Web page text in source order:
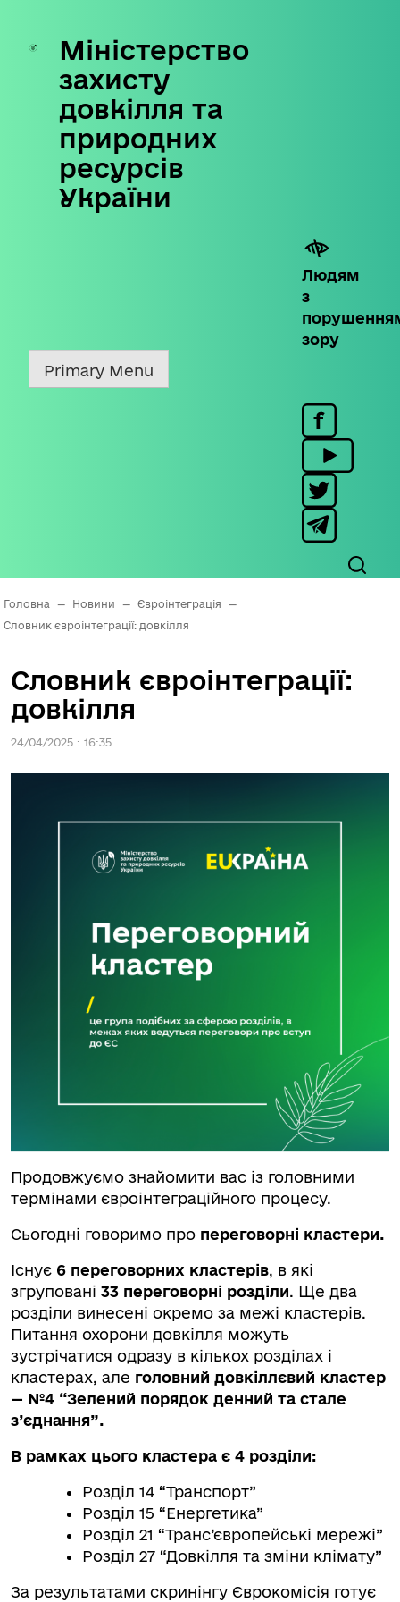
Skip
content
Міністерство
захисту
довкілля та
природних
ресурсів
України
Людям
з
зору
Primary Menu
Головна — Новини — Євроінтеграція
—
Словник євроінтеграції: довкілля
Словник євроінтеграції:
довкілля
24/04/2025 : 16:35
Продовжуємо знайомити вас із головними
термінами євроінтеграційного процесу.
Сьогодні говоримо про переговорні кластери.
Існує 6 переговорних кластерів, в які
згруповані 33 переговорні розділи. Ще два
розділи винесені окремо за межі кластерів.
Питання охорони довкілля можуть
зустрічатися одразу в кількох розділах і
кластерах, але головний довкіллєвий кластер
— №4 “Зелений порядок денний та стале
з’єднання”.
В рамках цього кластера є 4 розділи:
Розділ 14 “Транспорт”
Розділ 15 “Енергетика”
Розділ 21 “Транс’європейські мережі”
Розділ 27 “Довкілля та зміни клімату”
За результатами скринінгу Єврокомісія готує